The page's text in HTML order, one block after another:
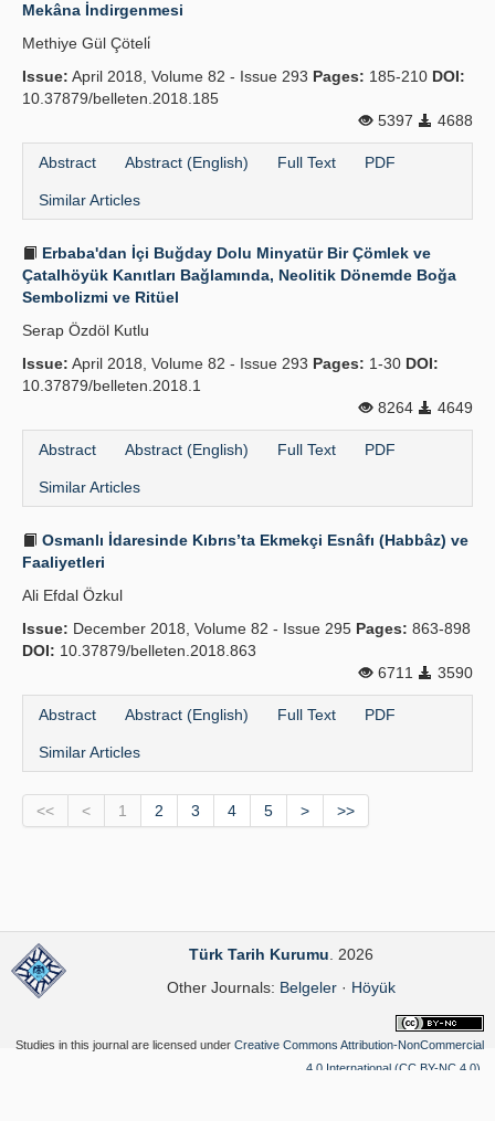
Mekâna İndirgenmesi
Methiye Gül Çöteli̇
Issue: April 2018, Volume 82 - Issue 293 Pages: 185-210 DOI:
10.37879/belleten.2018.185
5397
4688
Abstract Abstract (English) Full Text PDF
Similar Articles
Erbaba'dan İçi Buğday Dolu Minyatür Bir Çömlek ve
Çatalhöyük Kanıtları Bağlamında, Neolitik Dönemde Boğa
Sembolizmi ve Ritüel
Serap Özdöl Kutlu
Issue: April 2018, Volume 82 - Issue 293 Pages: 1-30 DOI:
10.37879/belleten.2018.1
8264
4649
Abstract Abstract (English) Full Text PDF
Similar Articles
Osmanlı İdaresinde Kıbrıs’ta Ekmekçi Esnâfı (Habbâz) ve
Faaliyetleri
Ali Efdal Özkul
Issue: December 2018, Volume 82 - Issue 295 Pages: 863-898
DOI: 10.37879/belleten.2018.863
6711
3590
Abstract Abstract (English) Full Text PDF
Similar Articles
<< < 1 2 3 4 5 > >>
Türk Tarih Kurumu . 2026
Other Journals: Belgeler· Höyük
Studies in this journal are licensed under Creative Commons Attribution-NonCommercial
4.0 International (CC BY-NC 4.0)